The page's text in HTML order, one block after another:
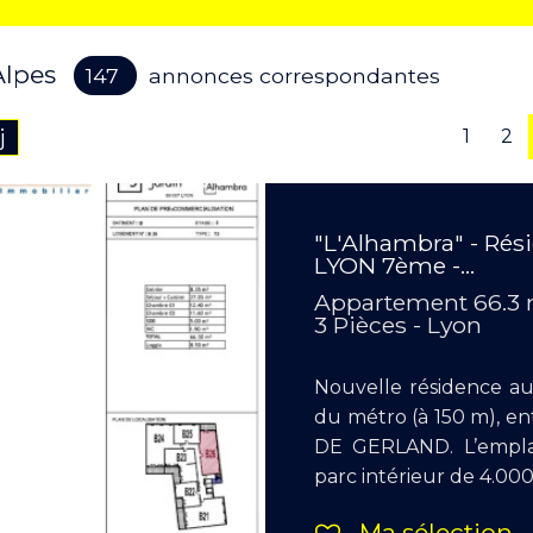
147 annonces correspondantes
1 2
"L'Alhambra" -
LYON 7ème -...
Appartement 66.3
3 Pièces - Lyon
Nouvelle résidence
du métro (à 150 m),
DE GERLAND.
parc intérieur de 4.000